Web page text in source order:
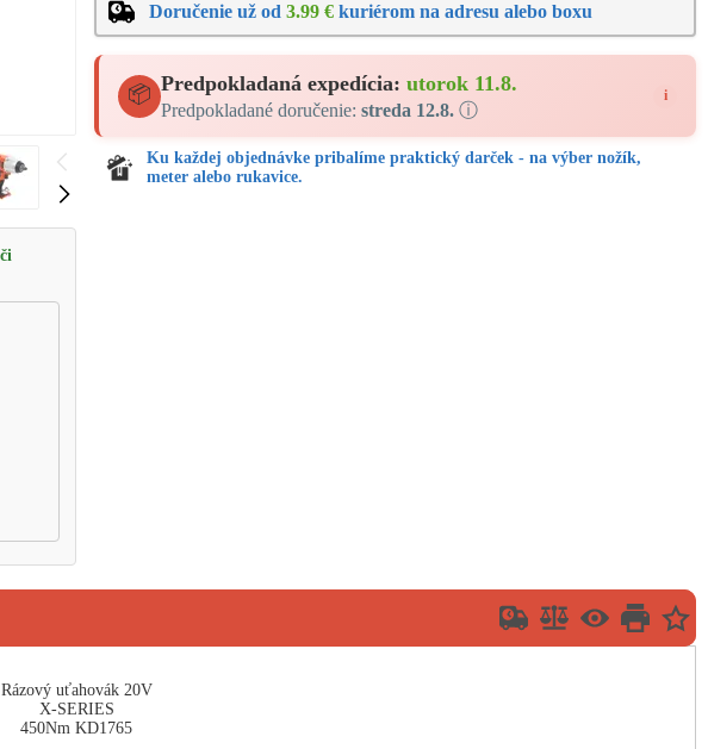
Doručenie už od3.99 € kuriérom na adresu alebo boxu
📦 Predpokladaná expedícia:utorok 11.8.
Predpokladané doručenie:streda 12.8. ⓘ
i
Ku každej objednávke pribalíme praktický darček - na výber nožík,
meter alebo rukavice.
Rázový uťahovák 20V
X-SERIES
450Nm KD1765